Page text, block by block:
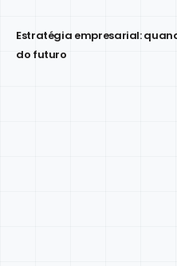
Estratégia empresarial:
do futuro